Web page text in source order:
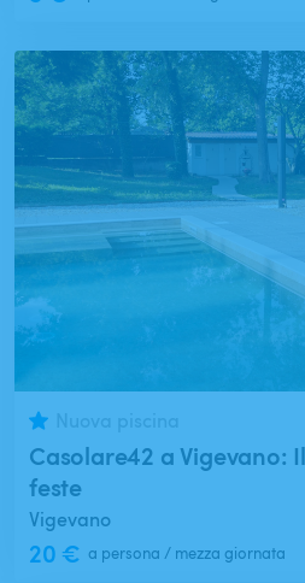
Casolare42 a Vigevano:
feste
Vigevano
20 € a persona / mezza giornata